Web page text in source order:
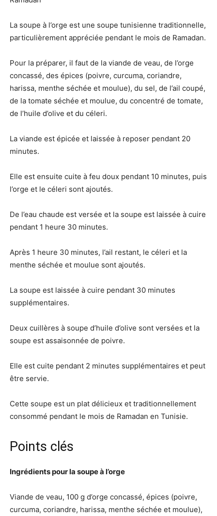
La soupe à l’orge est une soupe tunisienne traditionnelle,
particulièrement appréciée pendant le mois de Ramadan.
Pour la préparer, il faut de la viande de veau, de l’orge
concassé, des épices (poivre, curcuma, coriandre,
harissa, menthe séchée et moulue), du sel, de l’ail coupé,
de la tomate séchée et moulue, du concentré de tomate,
de l’huile d’olive et du céleri.
La viande est épicée et laissée à reposer pendant 20
minutes.
Elle est ensuite cuite à feu doux pendant 10 minutes, puis
l’orge et le céleri sont ajoutés.
De l’eau chaude est versée et la soupe est laissée à cuire
pendant 1 heure 30 minutes.
Après 1 heure 30 minutes, l’ail restant, le céleri et la
menthe séchée et moulue sont ajoutés.
La soupe est laissée à cuire pendant 30 minutes
supplémentaires.
Deux cuillères à soupe d’huile d’olive sont versées et la
soupe est assaisonnée de poivre.
Elle est cuite pendant 2 minutes supplémentaires et peut
être servie.
Cette soupe est un plat délicieux et traditionnellement
consommé pendant le mois de Ramadan en Tunisie.
Points clés
Ingrédients pour la soupe à l’orge
Viande de veau, 100 g d’orge concassé, épices (poivre,
curcuma, coriandre, harissa, menthe séchée et moulue),